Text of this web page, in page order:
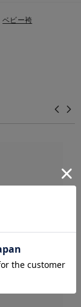
ベビー袴